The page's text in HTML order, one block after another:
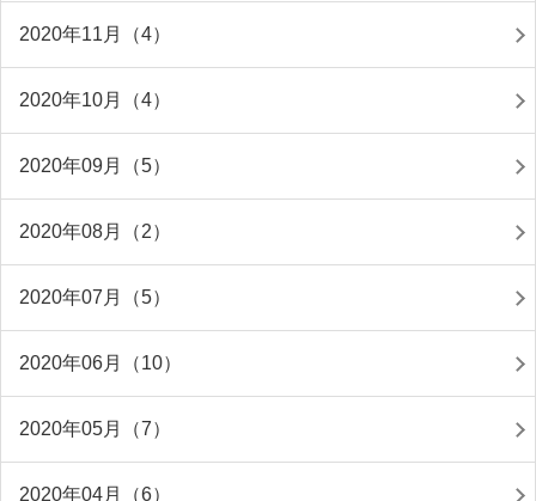
2020年11月（4）
2020年10月（4）
2020年09月（5）
2020年08月（2）
2020年07月（5）
2020年06月（10）
2020年05月（7）
2020年04月（6）